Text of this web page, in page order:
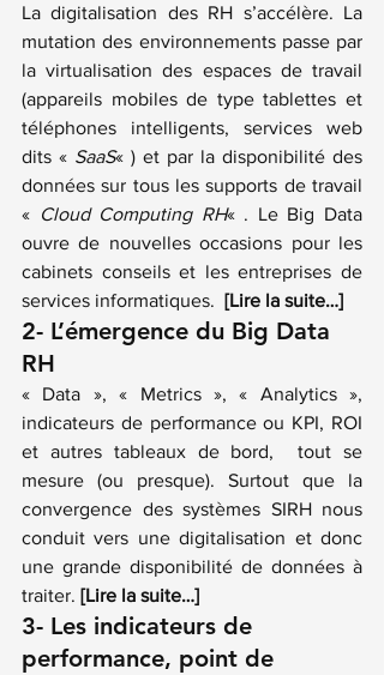
La digitalisation des RH s’accélère. La
mutation des environnements passe par
la virtualisation des espaces de travail
(appareils mobiles de type tablettes et
téléphones intelligents, services web
dits « SaaS« ) et par la disponibilité des
données sur tous les supports de travail
« Cloud Computing RH« . Le Big Data
ouvre de nouvelles occasions pour les
cabinets conseils et les entreprises de
services informatiques. [Lire la suite…]
2- L’émergence du Big Data
RH
« Data », « Metrics », « Analytics »,
indicateurs de performance ou KPI, ROI
et autres tableaux de bord,  tout se
mesure (ou presque). Surtout que la
convergence des systèmes SIRH nous
conduit vers une digitalisation et donc
une grande disponibilité de données à
traiter. [Lire la suite…]
3- Les indicateurs de
performance, point de